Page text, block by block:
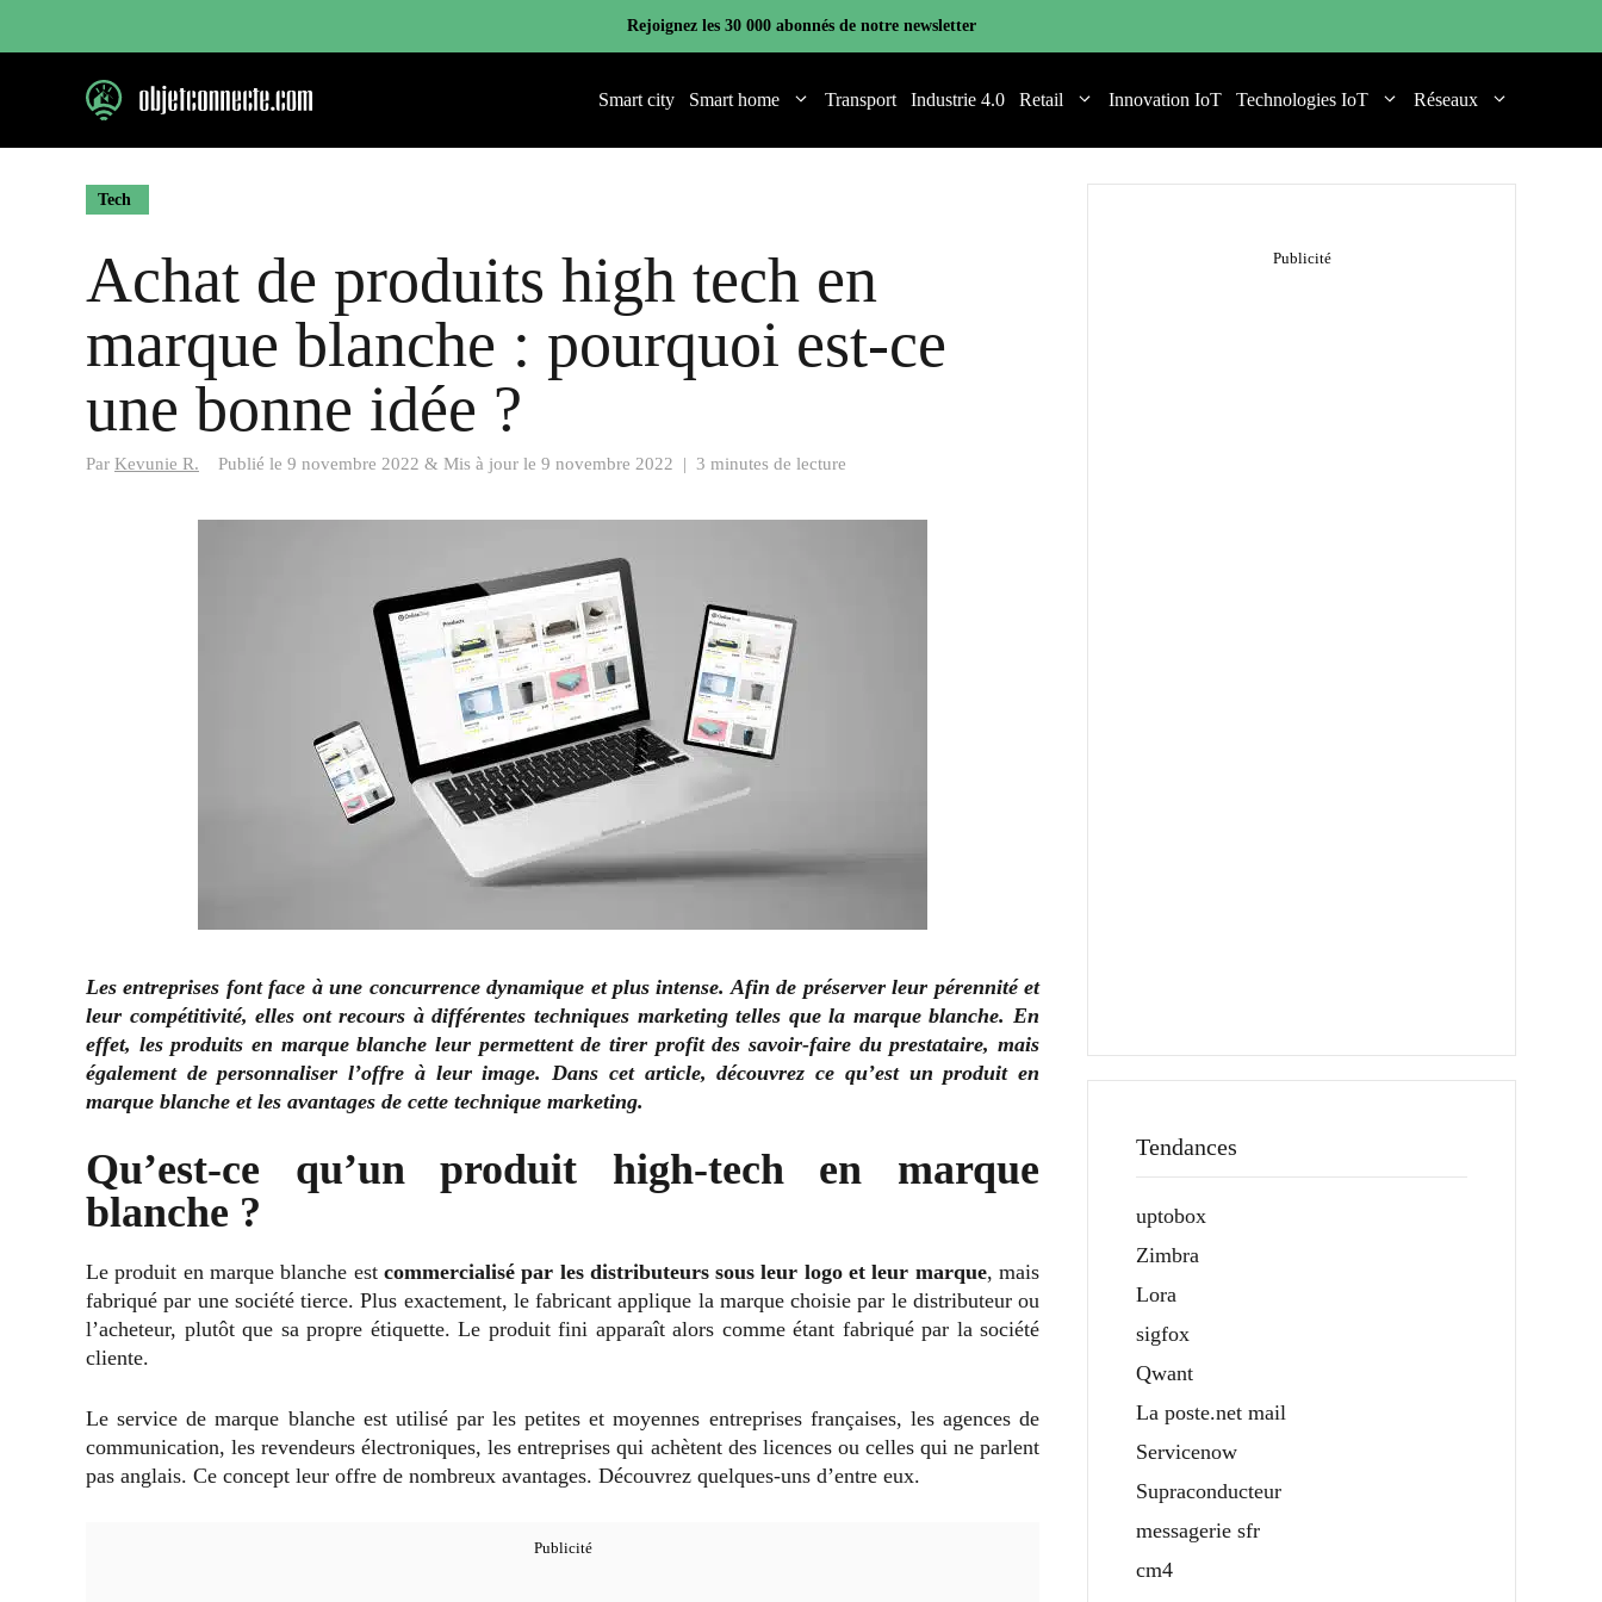
Rejoignez les 30 000 abonnés de notre newsletter
Smart city Smart home Transport Industrie 4.0 Retail Innovation IoT Technologies IoT Réseaux
Tech
Achat de produits high tech en
marque blanche : pourquoi est-ce
une bonne idée ?
Par Kevunie R. Publié le 9 novembre 2022 & Mis à jour le 9 novembre 2022 | 3 minutes de lecture
Les entreprises font face à une concurrence dynamique et plus intense. Afin de préserver leur pérennité et
leur compétitivité, elles ont recours à différentes techniques marketing telles que la marque blanche. En
effet, les produits en marque blanche leur permettent de tirer profit des savoir-faire du prestataire, mais
également de personnaliser l’offre à leur image. Dans cet article, découvrez ce qu’est un produit en
marque blanche et les avantages de cette technique marketing.
Qu’est-ce qu’un produit high-tech en marque
blanche ?
Le produit en marque blanche est commercialisé par les distributeurs sous leur logo et leur marque, mais
fabriqué par une société tierce. Plus exactement, le fabricant applique la marque choisie par le distributeur ou
l’acheteur, plutôt que sa propre étiquette. Le produit fini apparaît alors comme étant fabriqué par la société
cliente.
Le service de marque blanche est utilisé par les petites et moyennes entreprises françaises, les agences de
communication, les revendeurs électroniques, les entreprises qui achètent des licences ou celles qui ne parlent
pas anglais. Ce concept leur offre de nombreux avantages. Découvrez quelques-uns d’entre eux.
Tendances
uptobox
Zimbra
Lora
sigfox
Qwant
La poste.net mail
Servicenow
Supraconducteur
messagerie sfr
cm4